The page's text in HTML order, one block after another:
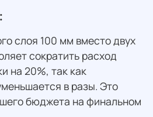
слоя 100 мм вместо двух
сократить расход
на 20%, так как
в разы. Это
бюджета на финальном